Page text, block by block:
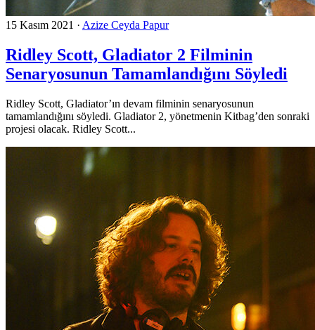
15 Kasım 2021 · Azize Ceyda Papur
Ridley Scott, Gladiator 2 Filminin
Senaryosunun Tamamlandığını Söyledi
Ridley Scott, Gladiator’ın devam filminin senaryosunun
tamamlandığını söyledi. Gladiator 2, yönetmenin Kitbag’den sonraki
projesi olacak. Ridley Scott...